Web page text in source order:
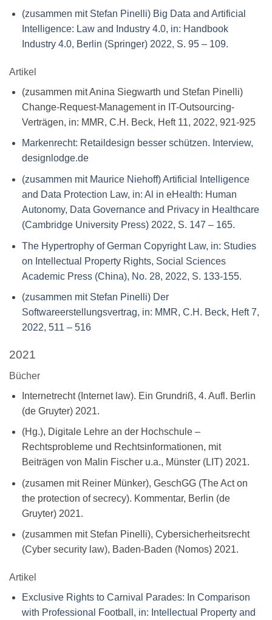
(zusammen mit Stefan Pinelli) Big Data and Artificial
Intelligence: Law and Industry 4.0, in: Handbook
Industry 4.0, Berlin (Springer) 2022, S. 95 – 109.
Artikel
(zusammen mit Anina Siegwarth und Stefan Pinelli)
Change-Request-Management in IT-Outsourcing-
Verträgen, in: MMR, C.H. Beck, Heft 11, 2022, 921-925
Markenrecht: Retaildesign besser schützen. Interview,
designlodge.de
(zusammen mit Maurice Niehoff) Artificial Intelligence
and Data Protection Law, in: Al in eHealth: Human
Autonomy, Data Governance and Privacy in Healthcare
(Cambridge University Press) 2022, S. 147 – 165.
The Hypertrophy of German Copyright Law, in: Studies
on Intellectual Property Rights, Social Sciences
Academic Press (China), No. 28, 2022, S. 133-155.
(zusammen mit Stefan Pinelli) Der
Softwareerstellungsvertrag, in: MMR, C.H. Beck, Heft 7,
2022, 511 – 516
2021
Bücher
Internetrecht (Internet law). Ein Grundriß, 4. Aufl. Berlin
(de Gruyter) 2021.
(Hg.), Digitale Lehre an der Hochschule –
Rechtsprobleme und Rechtsinformationen, mit
Beiträgen von Malin Fischer u.a., Münster (LIT) 2021.
(zusamen mit Reiner Münker), GeschGG (The Act on
the protection of secrecy). Kommentar, Berlin (de
Gruyter) 2021.
(zusammen mit Stefan Pinelli), Cybersicherheitsrecht
(Cyber security law), Baden-Baden (Nomos) 2021.
Artikel
Exclusive Rights to Carnival Parades: In Comparison
with Professional Football, in: Intellectual Property and